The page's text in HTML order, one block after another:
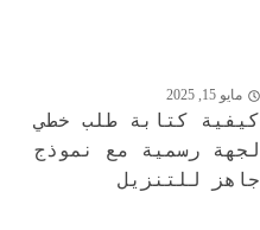
مايو 15, 2025
كيفية كتابة طلب خطي
لجهة رسمية مع نموذج
جاهز للتنزيل